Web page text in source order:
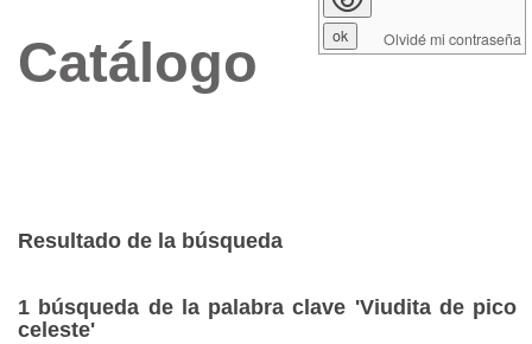
Catálogo
Resultado de la búsqueda
1 búsqueda de la palabra clave 'Viudita de pico
celeste'
Olvidé mi contraseña